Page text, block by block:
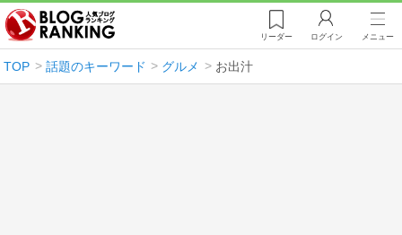
リーダー ログイン メニュー
TOP 話題のキーワード グルメ お出汁